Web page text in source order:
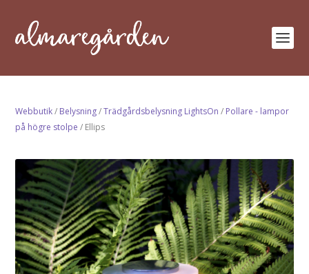
Webbutik/ Belysning/Trädgårdsbelysning LightsOn / Pollare - lampor
på högre stolpe / Ellips